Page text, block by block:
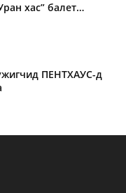
хас” балет…
ПЕНТХАУС-д